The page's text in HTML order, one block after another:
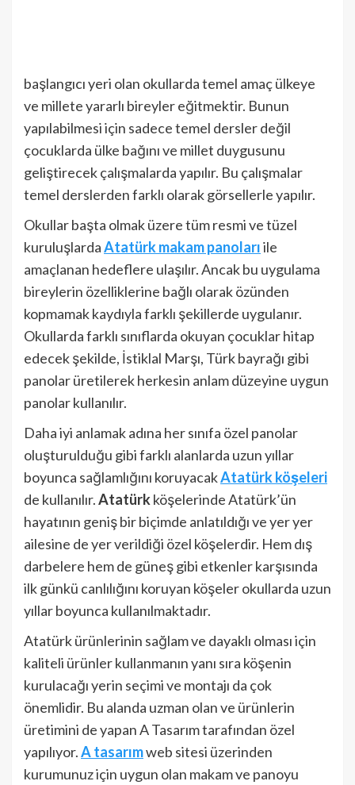
başlangıcı yeri olan okullarda temel amaç ülkeye
ve millete yararlı bireyler eğitmektir. Bunun
yapılabilmesi için sadece temel dersler değil
çocuklarda ülke bağını ve millet duygusunu
geliştirecek çalışmalarda yapılır. Bu çalışmalar
temel derslerden farklı olarak görsellerle yapılır.
Okullar başta olmak üzere tüm resmi ve tüzel
kuruluşlardaAtatürk makam panolarıile
amaçlanan hedeflere ulaşılır. Ancak bu uygulama
bireylerin özelliklerine bağlı olarak özünden
kopmamak kaydıyla farklı şekillerde uygulanır.
Okullarda farklı sınıflarda okuyan çocuklar hitap
edecek şekilde, İstiklal Marşı, Türk bayrağı gibi
panolar üretilerek herkesin anlam düzeyine uygun
panolar kullanılır.
Daha iyi anlamak adına her sınıfa özel panolar
oluşturulduğu gibi farklı alanlarda uzun yıllar
boyunca sağlamlığını koruyacakAtatürk köşeleri
de kullanılır.Atatürkköşelerinde Atatürk’ün
hayatının geniş bir biçimde anlatıldığı ve yer yer
ailesine de yer verildiği özel köşelerdir. Hem dış
darbelere hem de güneş gibi etkenler karşısında
ilk günkü canlılığını koruyan köşeler okullarda uzun
yıllar boyunca kullanılmaktadır.
Atatürk ürünlerinin sağlam ve dayaklı olması için
kaliteli ürünler kullanmanın yanı sıra köşenin
kurulacağı yerin seçimi ve montajı da çok
önemlidir. Bu alanda uzman olan ve ürünlerin
üretimini de yapan A Tasarım tarafından özel
yapılıyor.A tasarımweb sitesi üzerinden
kurumunuz için uygun olan makam ve panoyu